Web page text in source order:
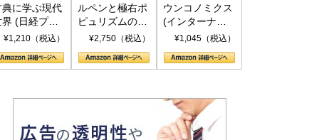
典に学ぶ現代
界 (日経プレ
アシリーズ)
¥1,210（税込）
ルペンと極右ポ
ピュリズムの時
代：〈ヤヌス〉
¥2,750（税込）
ウンコノミクス
(インターナシ
ョナル新書)
¥1,045（税込）